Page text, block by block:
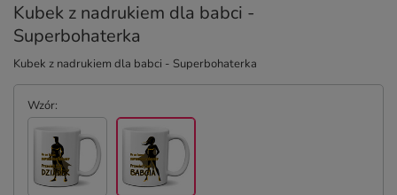
Kubek z nadrukiem dla babci -
Superbohaterka
Kubek z nadrukiem dla babci - Superbohaterka
Wzór